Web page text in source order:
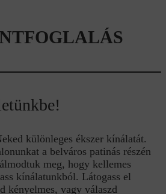
különleges ékszer kínálatát.
a belváros patinás részén
meg, hogy kellemes
kínálatunkból. Látogass el
kényelmes, vagy válaszd